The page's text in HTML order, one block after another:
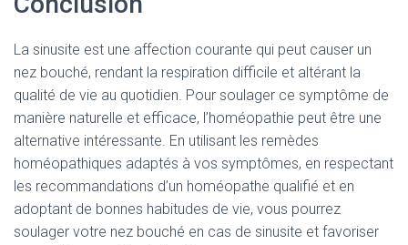
La sinusite est une affection courante qui peut causer un
nez bouché, rendant la respiration difficile et altérant la
qualité de vie au quotidien. Pour soulager ce symptôme de
manière naturelle et efficace, l’homéopathie peut être une
alternative intéressante. En utilisant les remèdes
homéopathiques adaptés à vos symptômes, en respectant
les recommandations d’un homéopathe qualifié et en
adoptant de bonnes habitudes de vie, vous pourrez
soulager votre nez bouché en cas de sinusite et favoriser